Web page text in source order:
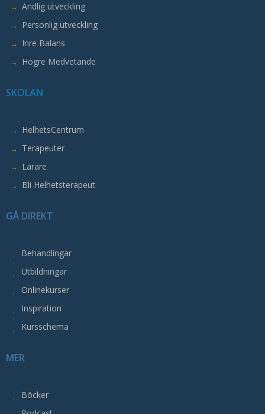
Andlig utveckling
Personlig utveckling
Inre Balans
Högre Medvetande
SKOLAN
HelhetsCentrum
Terapeuter
Lärare
Bli Helhetsterapeut
GÅ DIREKT
Behandlingar
Utbildningar
Onlinekurser
Inspiration
Kursschema
MER
Böcker
hemsidan.
Marknadsföring
att
med
av
intressen
och
ditt
när
ökar
du
chansen
att
få
se
anpassat
erbjudanden.